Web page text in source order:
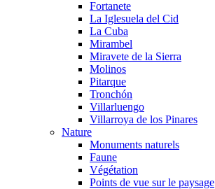
Fortanete
La Iglesuela del Cid
La Cuba
Mirambel
Miravete de la Sierra
Molinos
Pitarque
Tronchón
Villarluengo
Villarroya de los Pinares
Nature
Monuments naturels
Faune
Végétation
Points de vue sur le paysage